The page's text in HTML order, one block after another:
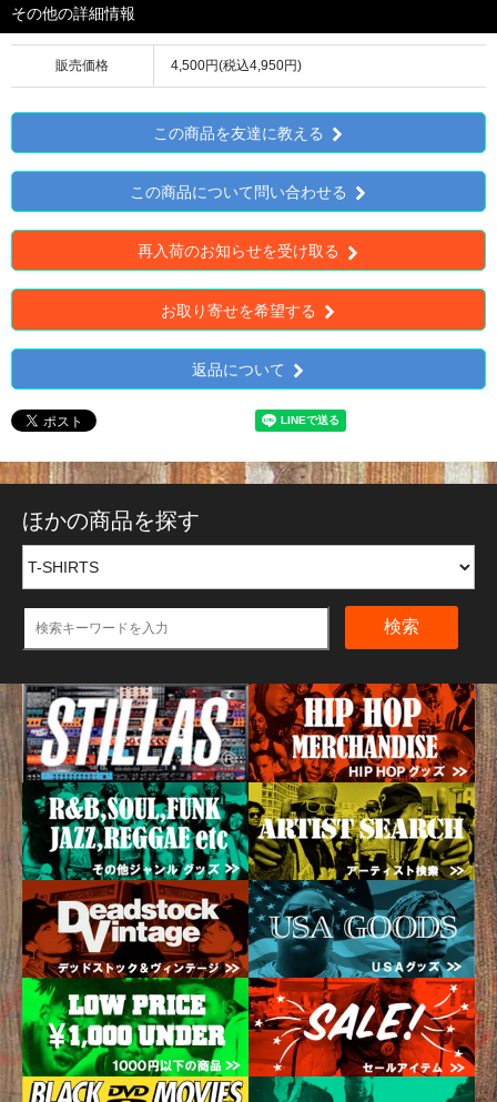
その他の詳細情報
販売価格 4,500円(税込4,950円)
この商品を友達に教える
この商品について問い合わせる
再入荷のお知らせを受け取る
お取り寄せを希望する
返品について
ほかの商品を探す
検索